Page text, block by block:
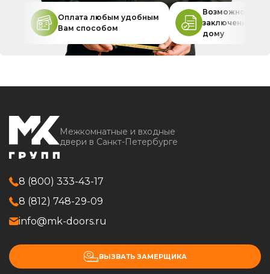
Оплата любым удобным
Вам способом
Возможность
заключения
дому
Межкомнатные и входные
двери в Санкт-Петербурге
8 (800) 333-43-17
8 (812) 748-29-09
info@mk-doors.ru
ВЫЗВАТЬ ЗАМЕРЩИКА